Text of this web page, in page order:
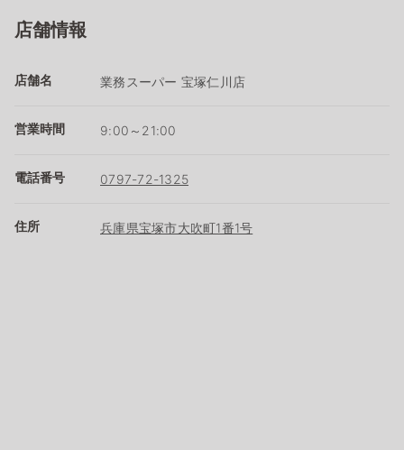
店舗情報
店舗名 業務スーパー 宝塚仁川店
営業時間 9:00～21:00
電話番号 0797-72-1325
住所 兵庫県宝塚市大吹町1番1号